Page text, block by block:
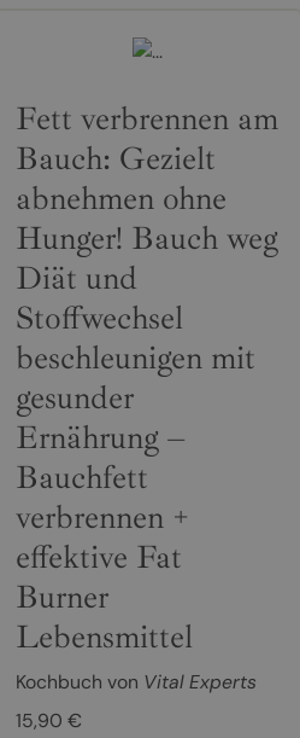
Fett verbrennen am
Bauch: Gezielt
abnehmen ohne
Hunger! Bauch weg
Diät und
Stoffwechsel
beschleunigen mit
gesunder
Ernährung –
Bauchfett
verbrennen +
effektive Fat
Burner
Lebensmittel
Kochbuch von Vital Experts
15,90 €